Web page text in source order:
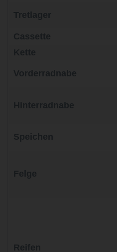
Cassette
Vorderradnabe
Speichen
Reifen